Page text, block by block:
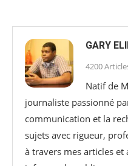
GARY
4200
Natif de
journaliste passionné
communication et la
sujets avec rigueur,
à travers mes articles et